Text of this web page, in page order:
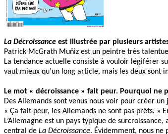
La Décroissance est illustrée par plusieurs
Patrick McGrath Muňiz est un peintre très
La tendance actuelle consiste à vouloir légiférer
vaut mieux qu’un long article, mais les deux sont
Le mot « décroissance » fait peur. Pourquoi ne
Des Allemands sont venus nous voir pour créer
« Ça fait peur, les Allemands ne sont pas prêts. »
L’Allemagne est un pays typique de
central de La Décroissance. Évidemment, nous ne